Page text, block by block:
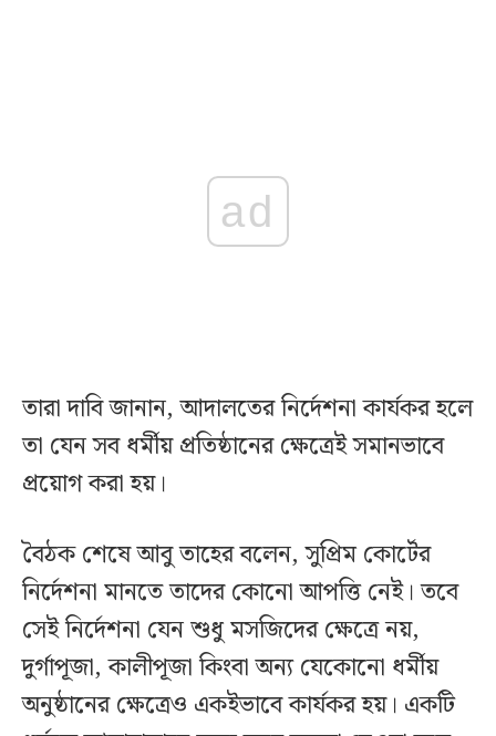
ad
তারা দাবি জানান, আদালতের নির্দেশনা কার্যকর হলে
তা যেন সব ধর্মীয় প্রতিষ্ঠানের ক্ষেত্রেই সমানভাবে
প্রয়োগ করা হয়।
বৈঠক শেষে আবু তাহের বলেন, সুপ্রিম কোর্টের
নির্দেশনা মানতে তাদের কোনো আপত্তি নেই। তবে
সেই নির্দেশনা যেন শুধু মসজিদের ক্ষেত্রে নয়,
দুর্গাপূজা, কালীপূজা কিংবা অন্য যেকোনো ধর্মীয়
অনুষ্ঠানের ক্ষেত্রেও একইভাবে কার্যকর হয়। একটি